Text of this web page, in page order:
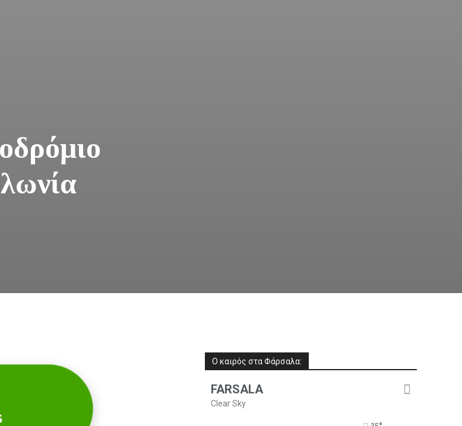
Ο καιρός στα Φάρσαλα:
FARSALA
Clear Sky